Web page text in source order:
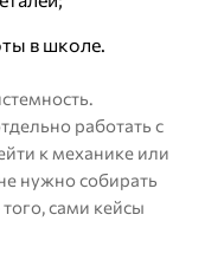
в школе.
работать с
к механике или
нужно собирать
сами кейсы